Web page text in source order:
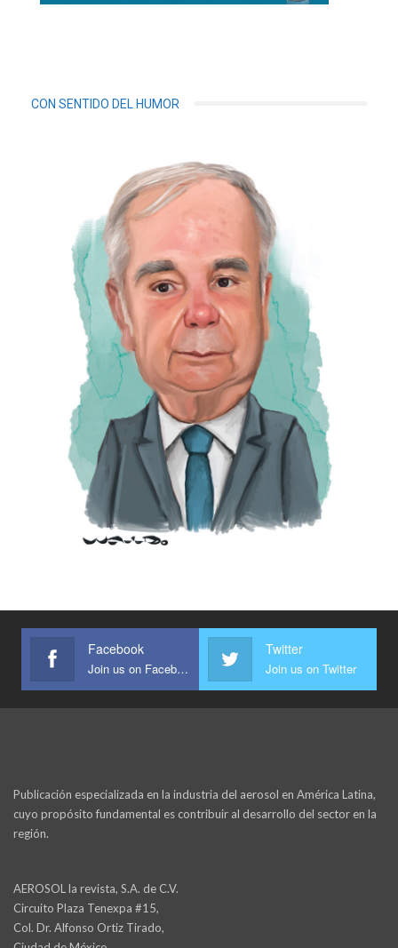
CON SENTIDO DEL HUMOR
Facebook
Join us on Facebook
Twitter
Join us on Twitter
Publicación especializada en la industria del aerosol en América Latina,
cuyo propósito fundamental es contribuir al desarrollo del sector en la
región.
AEROSOL la revista, S.A. de C.V.
Circuito Plaza Tenexpa #15,
Col. Dr. Alfonso Ortiz Tirado,